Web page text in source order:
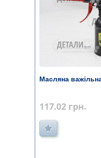
Масляна
117.02 грн.